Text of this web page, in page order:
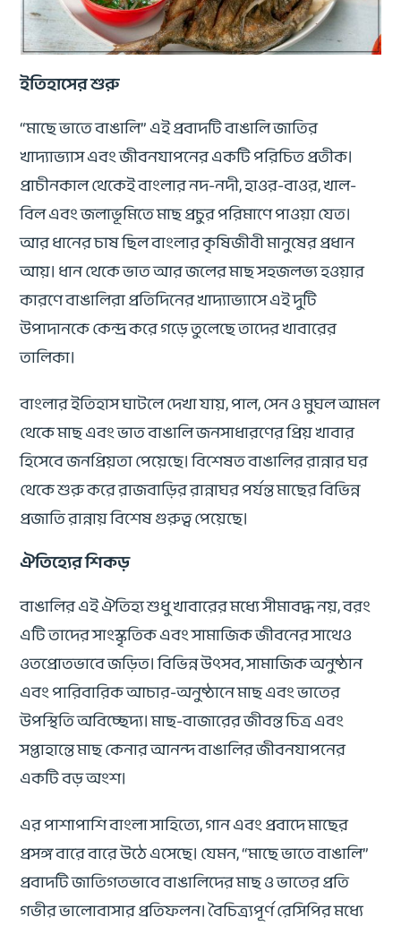
ইতিহাসের শুরু
“মাছে ভাতে বাঙালি” এই প্রবাদটি বাঙালি জাতির
খাদ্যাভ্যাস এবং জীবনযাপনের একটি পরিচিত প্রতীক।
প্রাচীনকাল থেকেই বাংলার নদ-নদী, হাওর-বাওর, খাল-
বিল এবং জলাভূমিতে মাছ প্রচুর পরিমাণে পাওয়া যেত।
আর ধানের চাষ ছিল বাংলার কৃষিজীবী মানুষের প্রধান
আয়। ধান থেকে ভাত আর জলের মাছ সহজলভ্য হওয়ার
কারণে বাঙালিরা প্রতিদিনের খাদ্যাভ্যাসে এই দুটি
উপাদানকে কেন্দ্র করে গড়ে তুলেছে তাদের খাবারের
তালিকা।
বাংলার ইতিহাস ঘাটলে দেখা যায়, পাল, সেন ও মুঘল আমল
থেকে মাছ এবং ভাত বাঙালি জনসাধারণের প্রিয় খাবার
হিসেবে জনপ্রিয়তা পেয়েছে। বিশেষত বাঙালির রান্নার ঘর
থেকে শুরু করে রাজবাড়ির রান্নাঘর পর্যন্ত মাছের বিভিন্ন
প্রজাতি রান্নায় বিশেষ গুরুত্ব পেয়েছে।
ঐতিহ্যের শিকড়
বাঙালির এই ঐতিহ্য শুধু খাবারের মধ্যে সীমাবদ্ধ নয়, বরং
এটি তাদের সাংস্কৃতিক এবং সামাজিক জীবনের সাথেও
ওতপ্রোতভাবে জড়িত। বিভিন্ন উৎসব, সামাজিক অনুষ্ঠান
এবং পারিবারিক আচার-অনুষ্ঠানে মাছ এবং ভাতের
উপস্থিতি অবিচ্ছেদ্য। মাছ-বাজারের জীবন্ত চিত্র এবং
সপ্তাহান্তে মাছ কেনার আনন্দ বাঙালির জীবনযাপনের
একটি বড় অংশ।
এর পাশাপাশি বাংলা সাহিত্যে, গান এবং প্রবাদে মাছের
প্রসঙ্গ বারে বারে উঠে এসেছে। যেমন, “মাছে ভাতে বাঙালি”
প্রবাদটি জাতিগতভাবে বাঙালিদের মাছ ও ভাতের প্রতি
গভীর ভালোবাসার প্রতিফলন। বৈচিত্র্যপূর্ণ রেসিপির মধ্যে